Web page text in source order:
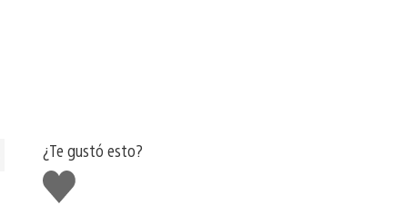
¿Te gustó esto?
Me
gusta